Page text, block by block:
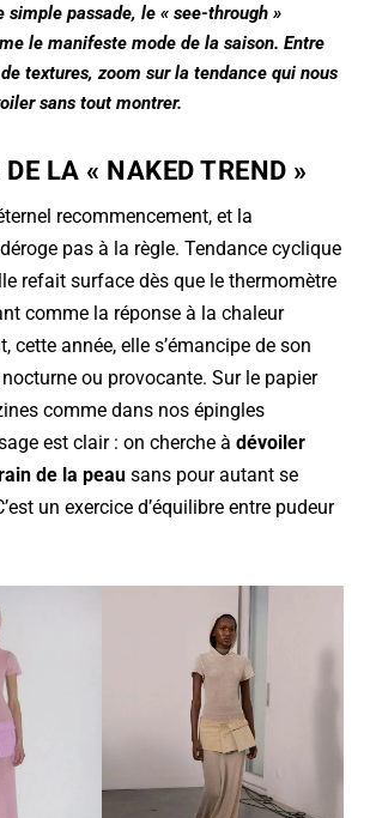
e
b
o
k
l
s
A
simple passade, le « see-through »
le manifeste mode de la saison. Entre
textures, zoom sur la tendance qui nous
sans tout montrer.
DE LA « NAKED TREND »
recommencement, et la
pas à la règle. Tendance cyclique
refait surface dès que le thermomètre
comme la réponse à la chaleur
cette année, elle s’émancipe de son
ou provocante. Sur le papier
comme dans nos épingles
est clair : on cherche àdévoiler
de la peau sans pour autant se
un exercice d’équilibre entre pudeur